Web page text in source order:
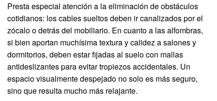
Presta especial atención a la eliminación de obstáculos
cotidianos: los cables sueltos deben ir canalizados por el
zócalo o detrás del mobiliario. En cuanto a las alfombras,
si bien aportan muchísima textura y calidez a salones y
dormitorios, deben estar fijadas al suelo con mallas
antideslizantes para evitar tropiezos accidentales. Un
espacio visualmente despejado no solo es más seguro,
sino que resulta mucho más relajante.